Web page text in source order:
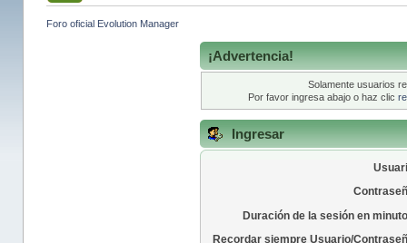
Foro oficial Evolution Manager
¡Advertencia!
Solamente usuarios
Por favor ingresa abajo o haz clic
Ingresar
Duración de la sesión en
Recordar siempre Usuario/